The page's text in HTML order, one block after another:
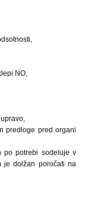
NO,
predloge pred organi
po potrebi sodeluje v
je dolžan poročati na